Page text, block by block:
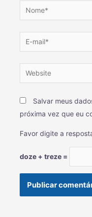
Salvar meus
próxima vez que eu
Favor digite a
doze + treze =